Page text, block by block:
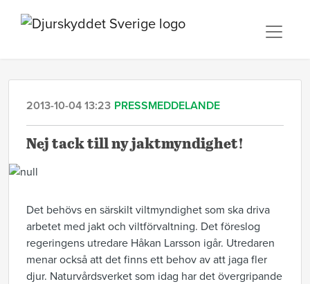
2013-10-04 13:23 PRESSMEDDELANDE
Nej tack till ny jaktmyndighet!
Det behövs en särskilt viltmyndighet som ska driva
arbetet med jakt och viltförvaltning. Det föreslog
regeringens utredare Håkan Larsson igår. Utredaren
menar också att det finns ett behov av att jaga fler
djur. Naturvårdsverket som idag har det övergripande